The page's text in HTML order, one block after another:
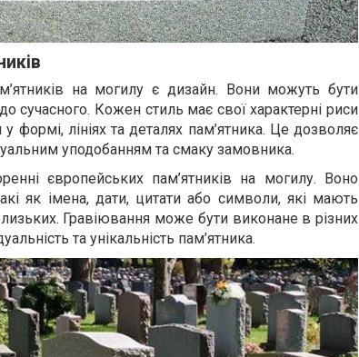
на могилу є дизайн. Вони можуть бути
сучасного. Кожен стиль має свої характерні риси
формі, лініях та деталях пам’ятника. Це дозволяє
уподобанням та смаку замовника.
європейських пам’ятників на могилу. Воно
як імена, дати, цитати або символи, які мають
Гравіювання може бути виконане в різних
та унікальність пам’ятника.